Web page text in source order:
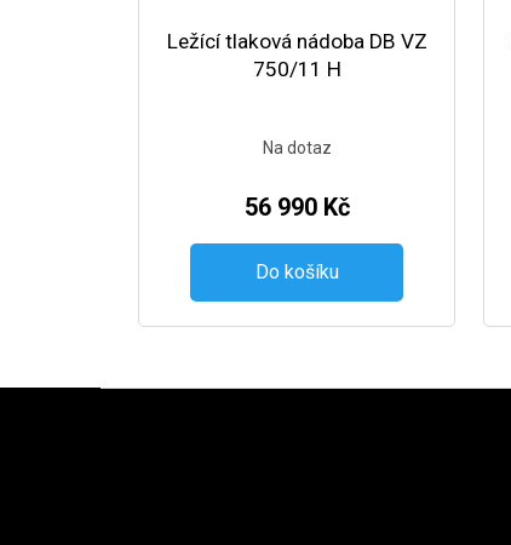
Ležící tlaková nádoba DB VZ
750/11 H
Na dotaz
56 990 Kč
Do košíku